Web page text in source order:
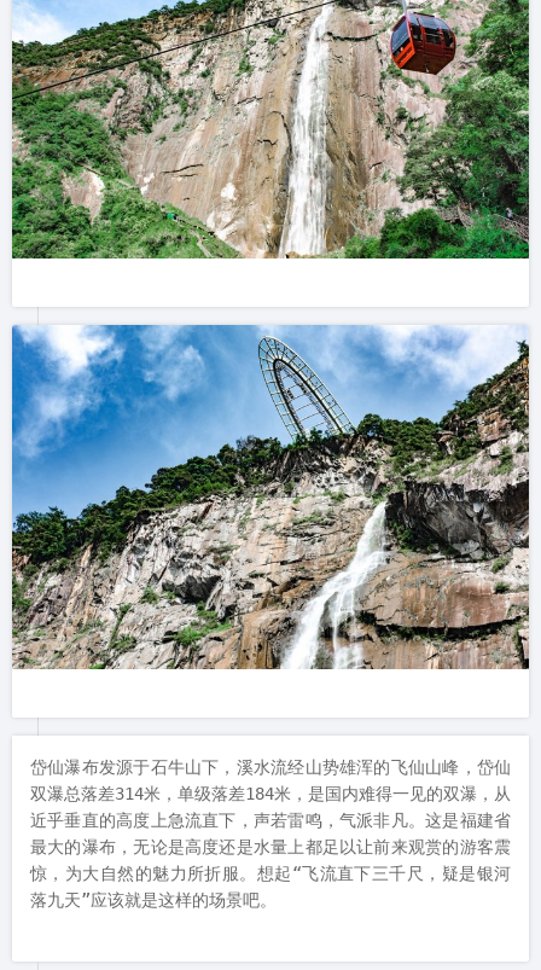
岱仙瀑布发源于石牛山下，溪水流经山势雄浑的飞仙山峰，岱仙
双瀑总落差314米，单级落差184米，是国内难得一见的双瀑，从
近乎垂直的高度上急流直下，声若雷鸣，气派非凡。这是福建省
最大的瀑布，无论是高度还是水量上都足以让前来观赏的游客震
惊，为大自然的魅力所折服。想起“飞流直下三千尺，疑是银河
落九天”应该就是这样的场景吧。